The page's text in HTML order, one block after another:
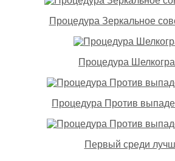
Процедура Зеркальное
Процедура
Процедура Против
Первый среди